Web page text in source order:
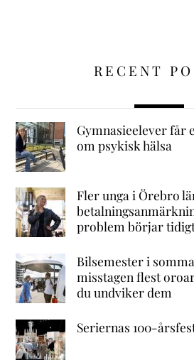
RECENT
Gymnasieelever får
om psykisk hälsa
Fler unga i Örebro
problem börjar
Bilsemester i
misstagen flest
du undviker dem
Seriernas 100-